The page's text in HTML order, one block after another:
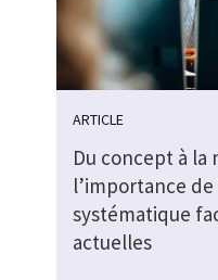
ARTICLE
Du concept à la
l’importance
systématique
actuelles